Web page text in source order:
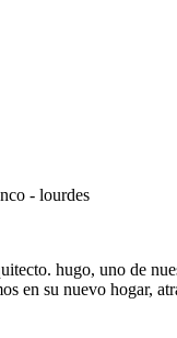
- lourdes
hugo, uno de
en su nuevo hogar,